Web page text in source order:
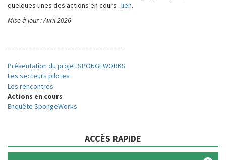
quelques unes des actions en cours : lien.
Mise à jour : Avril 2026
Présentation du projet SPONGEWORKS
Les secteurs pilotes
Les rencontres
Actions en cours
Enquête SpongeWorks
ACCÈS RAPIDE